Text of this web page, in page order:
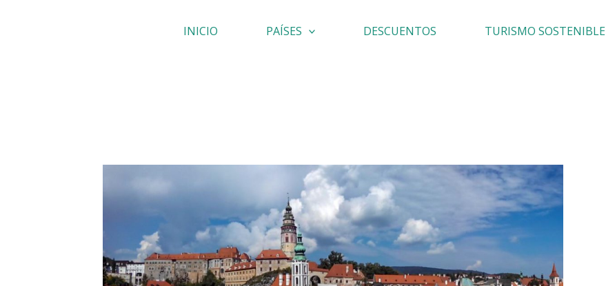
INICIO PAÍSES DESCUENTOS TURISMO SOSTENIBLE